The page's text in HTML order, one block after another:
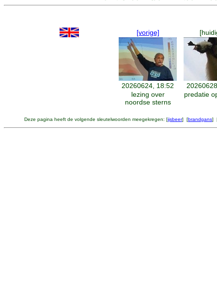
[vorige]
20260624, 18:52
lezing over
noordse sterns
predatie
Deze pagina heeft de volgende sleutelwoorden meegekregen: [ijsbeer] [brandgans]